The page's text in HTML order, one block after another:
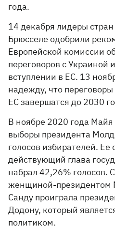
года.
14 декабря лидеры
Брюсселе одобрили
Европейской комиссии
переговоров с Украиной
вступлении в ЕС. 13
надежду, что
ЕС завершатся до 2030
В ноябре 2020 года
выборы президента
голосов избирателей. Ее
действующий глава
набрал 42,26% голосов.
женщиной-президентом
Санду проиграла
Додону, который
политиком.